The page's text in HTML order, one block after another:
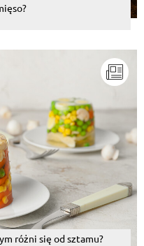
różni się od sztamu?